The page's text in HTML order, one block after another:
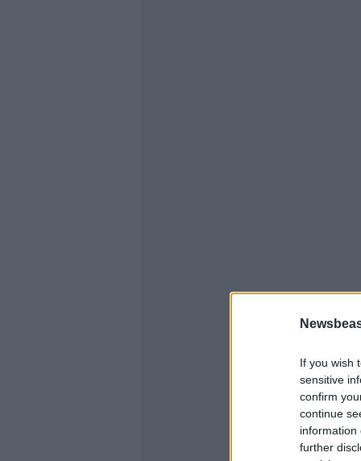
If you wish
sensitive
confirm
continue
information
further